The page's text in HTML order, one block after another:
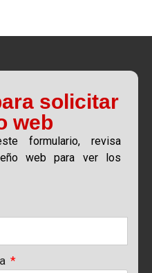
solicitar
web
formulario, revisa
web para ver los